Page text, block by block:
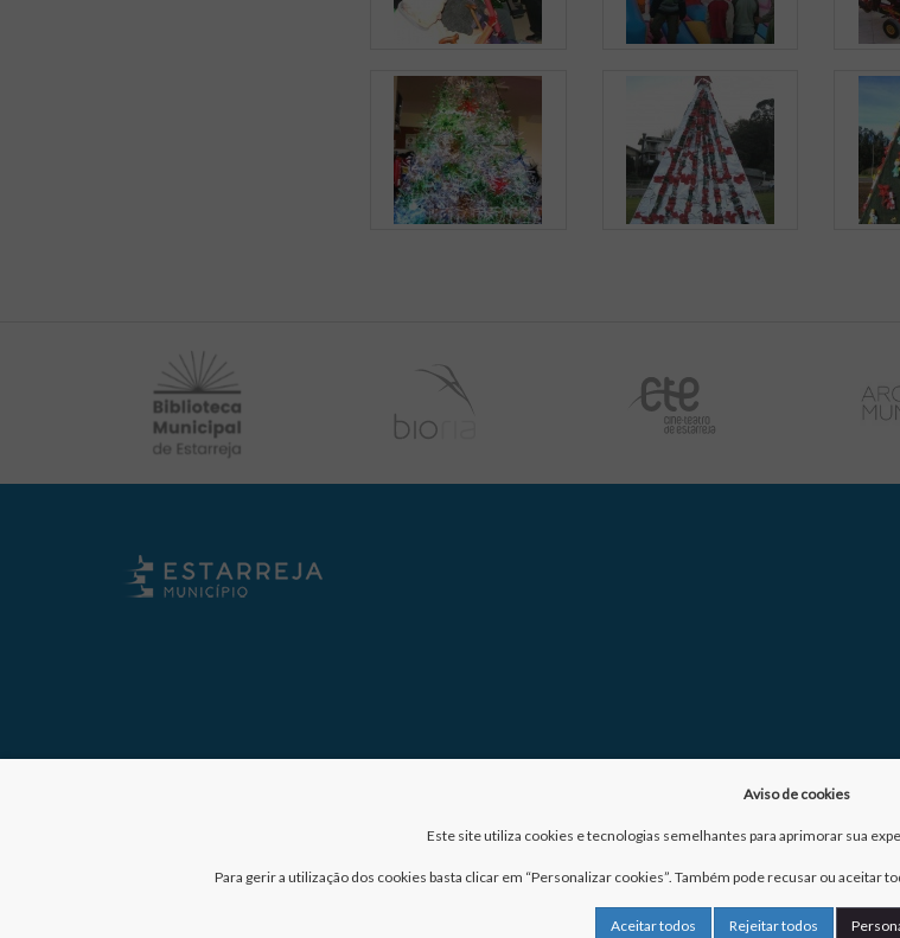
Aviso de cookies
Este site utiliza cookies e tecnologias semelhantes para aprimorar sua
Para gerir a utilização dos cookies basta clicar em “Personalizar cookies”. Também pode recusar ou aceitar
Aceitar todos Rejeitar todos